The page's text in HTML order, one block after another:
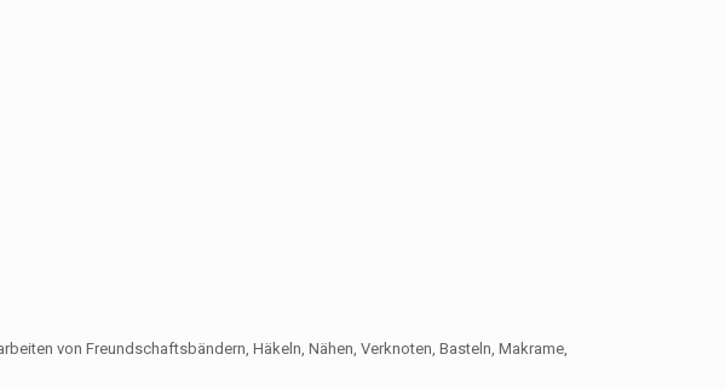
von Freundschaftsbändern, Häkeln, Nähen, Verknoten, Basteln, Makrame,